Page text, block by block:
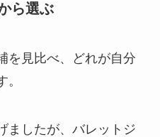
ら選ぶ
を見比べ、どれが自分
ましたが、バレットジ